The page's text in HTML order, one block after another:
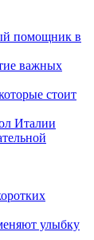
помощник в
важных
стоит
Италии
улыбку